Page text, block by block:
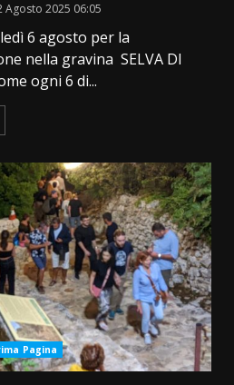
Agosto 2025 06:05
6 agosto per la
nella gravina SELVA DI
ogni 6 di...
Pagina